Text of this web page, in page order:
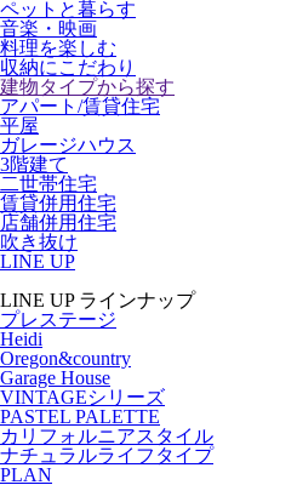
ペットと暮らす
音楽・映画
料理を楽しむ
収納にこだわり
建物タイプから探す
アパート/賃貸住宅
平屋
ガレージハウス
3階建て
二世帯住宅
賃貸併用住宅
店舗併用住宅
吹き抜け
LINE UP
LINE UP ラインナップ
プレステージ
Heidi
Oregon&country
Garage House
VINTAGEシリーズ
PASTEL PALETTE
カリフォルニアスタイル
ナチュラルライフタイプ
PLAN